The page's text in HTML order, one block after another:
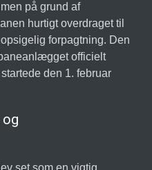
på grund af
hurtigt overdraget til
forpagtning. Den
officielt
den 1. februar
set som en vigtig